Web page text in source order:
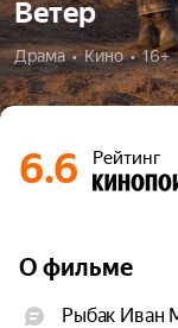
Ветер
Драма  •  Кино  •  16+
6.6 Рейтинг
О фильме
Рыбак Иван